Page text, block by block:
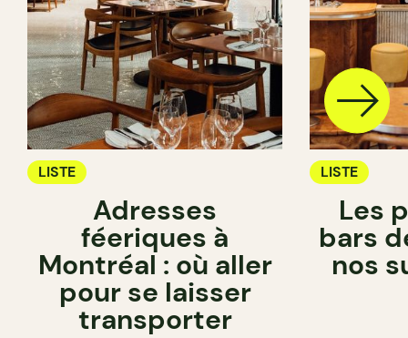
LISTE
Adresses
féeriques à
Montréal : où aller
pour se laisser
transporter
LISTE
Les
bars
nos